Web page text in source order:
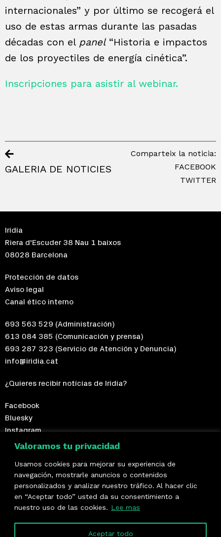
Valoramos tu privacidad
Usamos cookies para mejorar su experiencia de
navegación, mostrarle anuncios o contenidos
personalizados y analizar nuestro tráfico. Al hacer clic
en “Aceptar todo” usted da su consentimiento a
nuestro uso de las cookies. Lee mas
Aceptar todo
internacionales” y por último se recogerá el
uso de estas armas durante las pasadas
décadas con el panel“Historia e impactos
de los proyectiles de energía cinética”.
Inscripciones para asistir al webinar.
GALERIA DE NOTICIES
Comparteix la noticia:
FACEBOOK
TWITTER
Irídia
Riera d'Escuder 38 Nau 1 baixos
08028 Barcelona
Protección de datos
Aviso legal
Canal ético interno
693 563 529 (Administración)
613 084 385 (Comunicación y prensa)
693 287 323 (Servicio de Atención y Denuncia)
info@iridia.cat
¿Quieres recibir notícias de Irídia?
Facebook
Bluesky
Instagram
Telegram
¡Hazte socio/a!
Formamos parte de